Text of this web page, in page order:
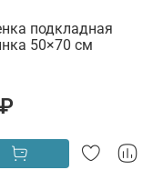
подкладная
50×70 см